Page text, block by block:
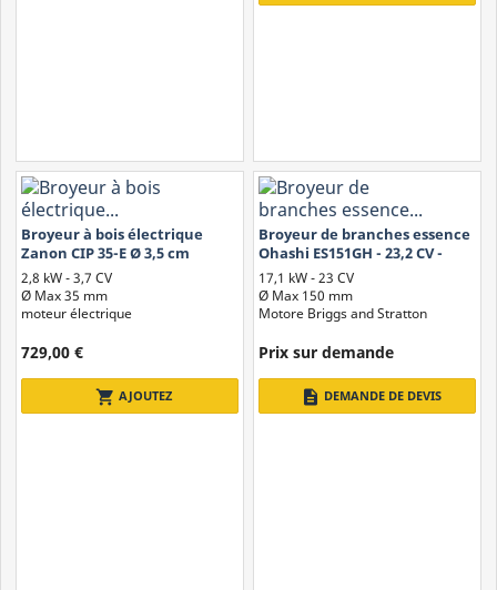
Broyeur à bois électrique
Zanon CIP 35-E Ø 3,5 cm
2,8 kW - 3,7 CV
Ø Max 35 mm
moteur électrique
729,00 €
shopping_cart AJOUTEZ
Broyeur de branches essence
Ohashi ES151GH - 23,2 CV -
Commande hydraulique
sans...
17,1 kW - 23 CV
Ø Max 150 mm
Motore Briggs and Stratton
Prix ​​sur demande
description DEMANDE DE DEVIS